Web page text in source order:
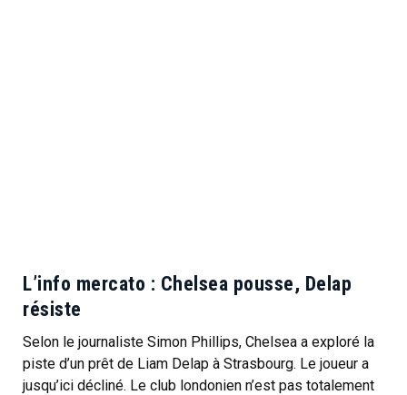
L’info mercato : Chelsea pousse, Delap
résiste
Selon le journaliste Simon Phillips, Chelsea a exploré la
piste d’un prêt de Liam Delap à Strasbourg. Le joueur a
jusqu’ici décliné. Le club londonien n’est pas totalement